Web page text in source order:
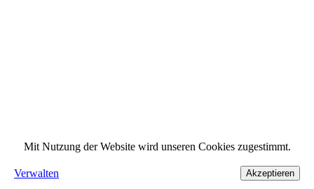
Mit Nutzung der Website wird unseren Cookies zugestimmt.
Verwalten Akzeptieren